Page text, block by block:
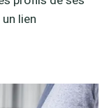
lien